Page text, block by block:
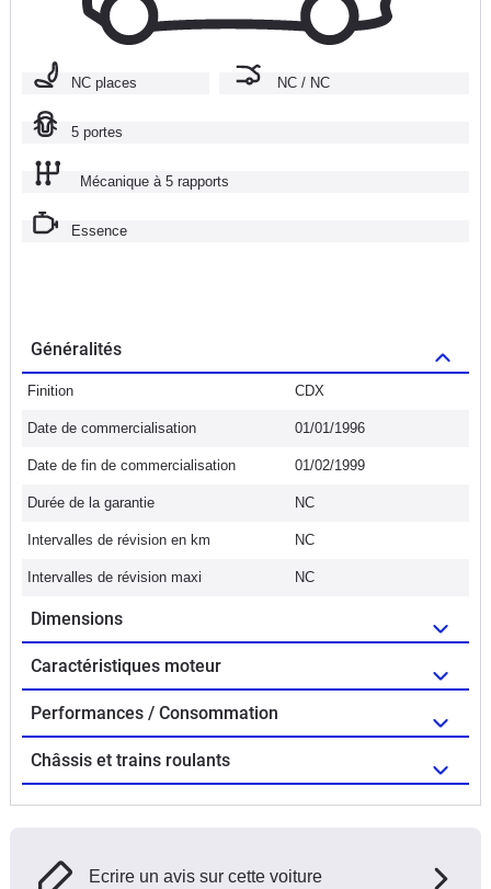
NC places NC / NC
5 portes
Mécanique à 5 rapports
Essence
Généralités
Finition CDX
Date de commercialisation 01/01/1996
Date de fin de commercialisation 01/02/1999
Durée de la garantie NC
Intervalles de révision en km NC
Intervalles de révision maxi NC
Dimensions
Caractéristiques moteur
Performances / Consommation
Châssis et trains roulants
Ecrire un avis sur cette voiture